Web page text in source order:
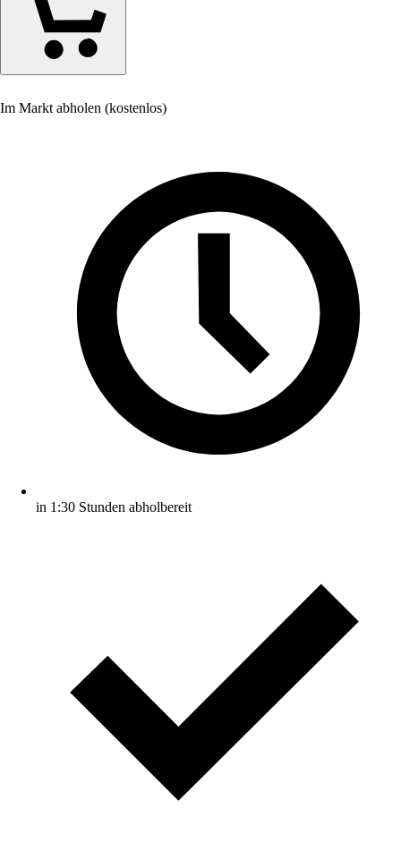
Im Markt abholen (kostenlos)
in 1:30 Stunden abholbereit